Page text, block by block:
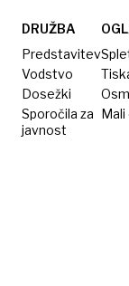
strupom
na
svetu
DRUŽBA
Predstavitev
Vodstvo
Dosežki
Sporočila za
javnost
Mali